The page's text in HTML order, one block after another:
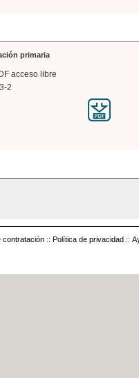
primaria
acceso libre
2
contratación :: Política de privacidad ::